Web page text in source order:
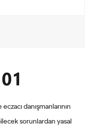
danışmanlarının
sorunlardan yasal